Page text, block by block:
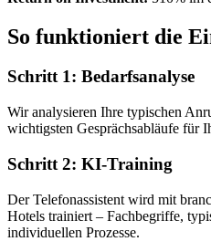
So funktioniert die
Schritt 1: Bedarfsanalyse
Wir analysieren Ihre typischen
wichtigsten Gesprächsabläufe für
Schritt 2: KI-Training
Der Telefonassistent wird mit
Hotels trainiert – Fachbegriffe,
individuellen Prozesse.